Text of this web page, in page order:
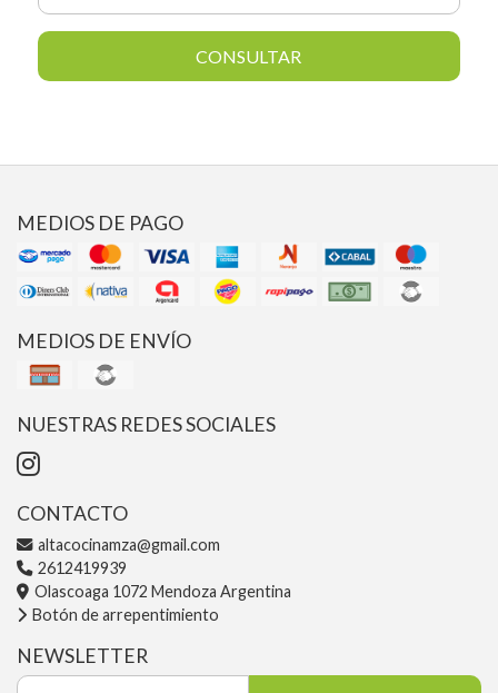
CONSULTAR
MEDIOS DE PAGO
MEDIOS DE ENVÍO
NUESTRAS REDES SOCIALES
CONTACTO
altacocinamza@gmail.com
2612419939
Olascoaga 1072 Mendoza Argentina
Botón de arrepentimiento
NEWSLETTER